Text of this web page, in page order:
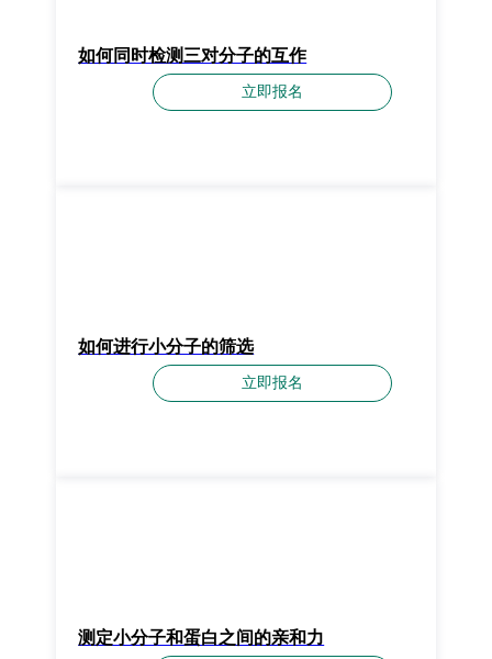
如何同时检测三对分子的互作
立即报名
如何进行小分子的筛选
立即报名
测定小分子和蛋白之间的亲和力